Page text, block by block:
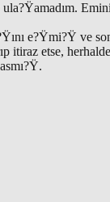
e?Ÿmi?Ÿ ve
itiraz etse,